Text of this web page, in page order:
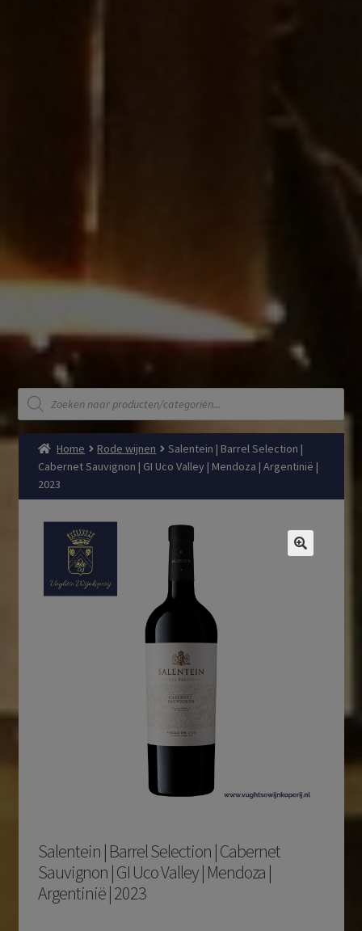
Producten
zoeken
Home Rode wijnen
Salentein | Barrel Selection |
Cabernet Sauvignon | GI Uco Valley | Mendoza | Argentinië |
2023
Salentein | Barrel Selection | Cabernet
Sauvignon | GI Uco Valley | Mendoza |
Argentinië | 2023